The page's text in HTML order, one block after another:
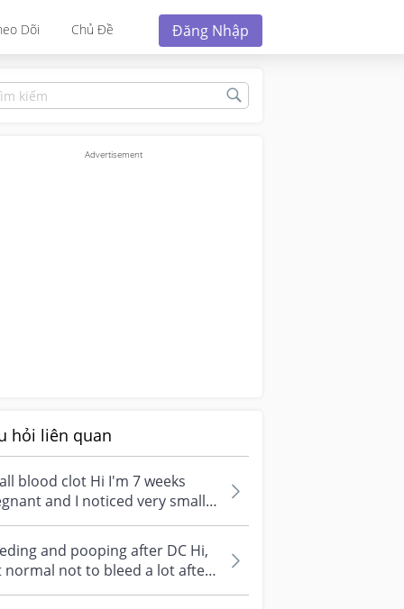
Dõi Chủ Đề Đăng Nhập
hỏi liên quan
blood clot Hi I'm 7 weeks
and I noticed very small
brown/ black clot when I
and pooping after DC Hi,
normal not to bleed a lot after
I bleed quite a bit righ...